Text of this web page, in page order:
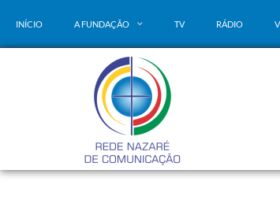
INÍCIO A FUNDAÇÃO TV RÁDIO